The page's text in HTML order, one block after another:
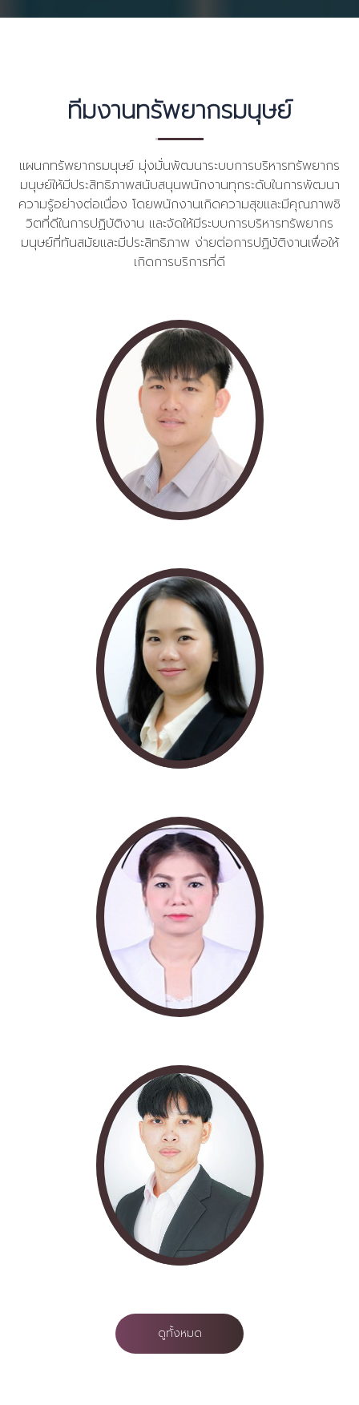
ทีมงานทรัพยากรมนุษย์
แผนกทรัพยากรมนุษย์ มุ่งมั่นพัฒนาระบบการบริหารทรัพยากร
มนุษย์ให้มีประสิทธิภาพสนับสนุนพนักงานทุกระดับในการพัฒนา
ความรู้อย่างต่อเนื่อง โดยพนักงานเกิดความสุขและมีคุณภาพชิ
วิตที่ดีในการปฏิบัติงาน และจัดให้มีระบบการบริหารทรัพยากร
มนุษย์ที่ทันสมัยและมีประสิทธิภาพ ง่ายต่อการปฏิบัติงานเพื่อให้
เกิดการบริการที่ดี
ดูทั้งหมด